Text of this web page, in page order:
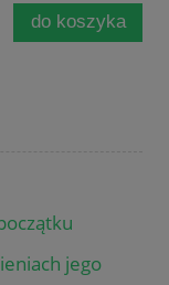
do koszyka
jego